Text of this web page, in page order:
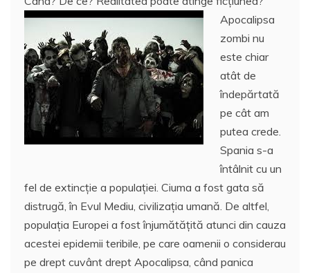
Apocalipsa
zombi nu
este chiar
atât de
îndepărtată
pe cât am
putea crede.
Spania s-a
întâlnit cu un
fel de extincţie a populaţiei. Ciuma a fost gata să
distrugă, în Evul Mediu, civilizaţia umană. De altfel,
populaţia Europei a fost înjumătăţită atunci din cauza
acestei epidemii teribile, pe care oamenii o considerau
pe drept cuvânt drept Apocalipsa, când panica